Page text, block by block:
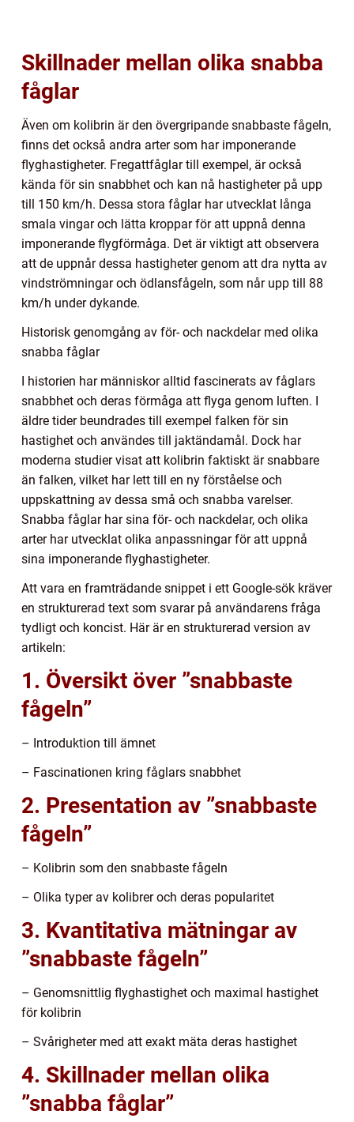
Skillnader mellan olika snabba
fåglar
Även om kolibrin är den övergripande snabbaste fågeln,
finns det också andra arter som har imponerande
flyghastigheter. Fregattfåglar till exempel, är också
kända för sin snabbhet och kan nå hastigheter på upp
till 150 km/h. Dessa stora fåglar har utvecklat långa
smala vingar och lätta kroppar för att uppnå denna
imponerande flygförmåga. Det är viktigt att observera
att de uppnår dessa hastigheter genom att dra nytta av
vindströmningar och ödlansfågeln, som når upp till 88
km/h under dykande.
Historisk genomgång av för- och nackdelar med olika
snabba fåglar
I historien har människor alltid fascinerats av fåglars
snabbhet och deras förmåga att flyga genom luften. I
äldre tider beundrades till exempel falken för sin
hastighet och användes till jaktändamål. Dock har
moderna studier visat att kolibrin faktiskt är snabbare
än falken, vilket har lett till en ny förståelse och
uppskattning av dessa små och snabba varelser.
Snabba fåglar har sina för- och nackdelar, och olika
arter har utvecklat olika anpassningar för att uppnå
sina imponerande flyghastigheter.
Att vara en framträdande snippet i ett Google-sök kräver
en strukturerad text som svarar på användarens fråga
tydligt och koncist. Här är en strukturerad version av
artikeln:
1. Översikt över ”snabbaste
fågeln”
– Introduktion till ämnet
– Fascinationen kring fåglars snabbhet
2. Presentation av ”snabbaste
fågeln”
– Kolibrin som den snabbaste fågeln
– Olika typer av kolibrer och deras popularitet
3. Kvantitativa mätningar av
”snabbaste fågeln”
– Genomsnittlig flyghastighet och maximal hastighet
för kolibrin
– Svårigheter med att exakt mäta deras hastighet
4. Skillnader mellan olika
”snabba fåglar”